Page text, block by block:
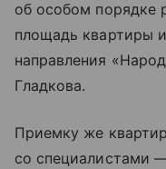
об особом порядке
площадь квартиры
направления
Гладкова.
Приемку же
со специалистами